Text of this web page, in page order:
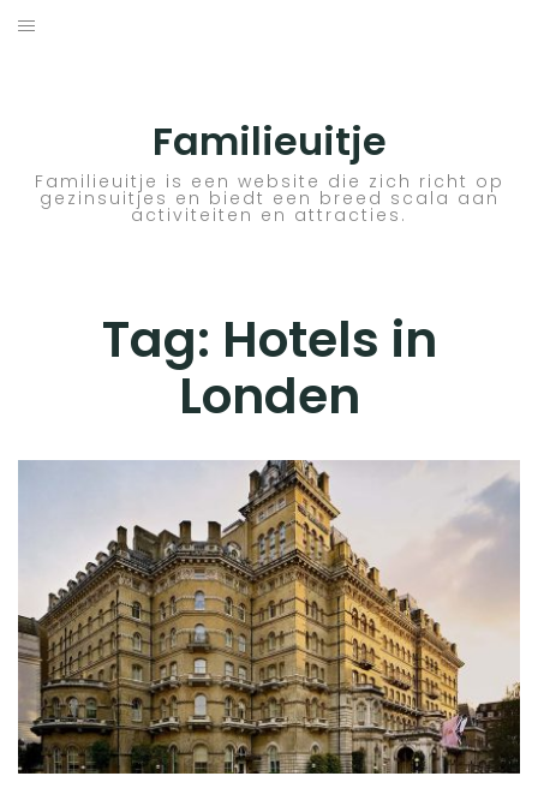
Skip
Familieuitje
Familieuitje is een website die zich richt op
gezinsuitjes en biedt een breed scala aan
activiteiten en attracties.
Tag: Hotels in
Londen
HOTELTIPS